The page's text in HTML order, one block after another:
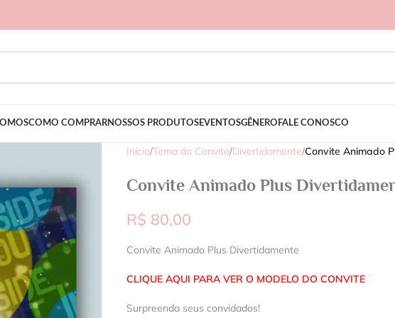
COMO COMPRARNOSSOS PRODUTOSEVENTOSGÊNERO FALE CONOSCO
Início/Tema do Convite/Divertidamente/Convite Animado
Convite Animado Plus
R$ 80,00
Convite Animado Plus Divertidamente
CLIQUE AQUI PARA VER O MODELO DO CONVITE
Surpreenda seus convidados!